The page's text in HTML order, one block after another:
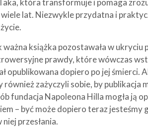
która transformuje i pomaga
wiele lat. Niezwykle przydatna i
ważna książka pozostawała w
prawdy, które wówczas
opublikowana dopiero po jej śmierci.
również zażyczyli sobie, by publikacja
fundacja Napoleona Hilla mogła ją
– być może dopiero teraz
przesłania.